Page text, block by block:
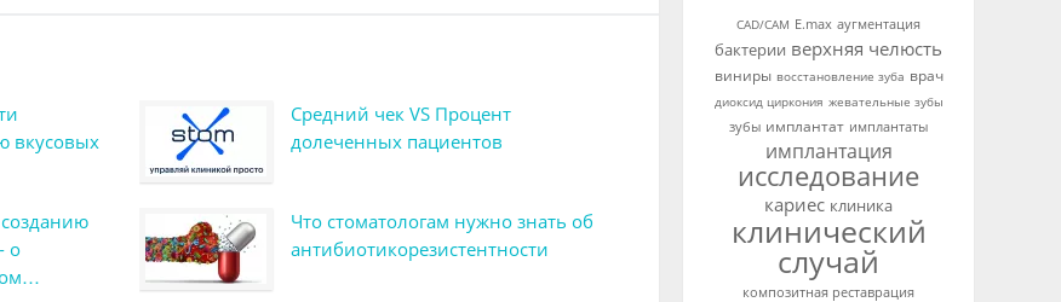
вкусовых
Средний чек VS Процент
долеченных пациентов
о
Что стоматологам нужно знать об
антибиотикорезистентности
CAD/CAM E.max аугментация
бактерии верхняя челюсть
виниры восстановление зуба врач
диоксид циркония жевательные зубы
зубы имплантат имплантаты
имплантация
исследование
кариес клиника
клинический
случай
композитная реставрация